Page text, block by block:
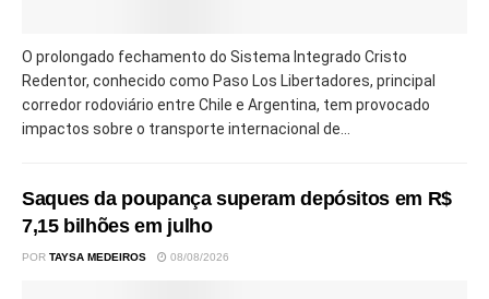
O prolongado fechamento do Sistema Integrado Cristo
Redentor, conhecido como Paso Los Libertadores, principal
corredor rodoviário entre Chile e Argentina, tem provocado
impactos sobre o transporte internacional de...
Saques da poupança superam depósitos em R$
7,15 bilhões em julho
POR TAYSA MEDEIROS 08/08/2026